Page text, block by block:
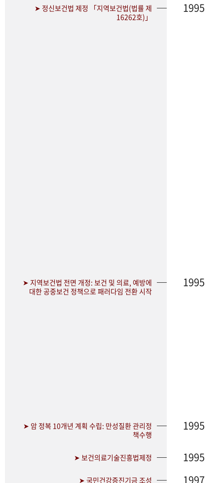
➤ 정신보건법 제정 「지역보건법(법률 제
16262호)」
1995
➤ 지역보건법 전면 개정: 보건 및 의료, 예방에
대한 공중보건 정책으로 패러다임 전환 시작
1995
➤ 암 정복 10개년 계획 수립: 만성질환 관리정
책수행
1995
➤ 보건의료기술진흥법제정 1995
➤ 국민건강증진기금 조성 1997